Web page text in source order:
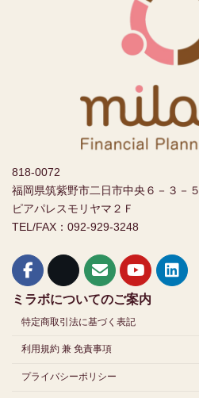
818-0072
福岡県筑紫野市二日市中央６－３－５
ピアパレスモリヤマ２Ｆ
TEL/FAX：092-929-3248
ミラボについてのご案内
特定商取引法に基づく表記
利用規約 兼 免責事項
プライバシーポリシー